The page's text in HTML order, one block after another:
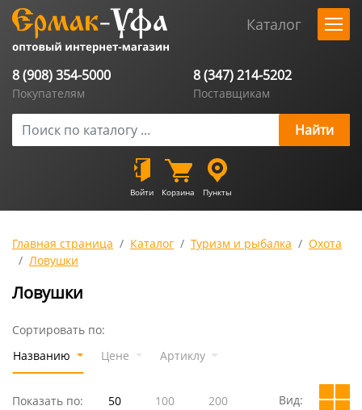
Каталог
8 (908) 354-5000
Покупателям
8 (347) 214-5202
Поставщикам
Войти Корзина Пункты
Главная страница Каталог Туризм и рыбалка
Охота
Ловушки
Ловушки
Сортировать по:
Названию
Цене Артиклу
Показать по: 50 100 200 Вид: